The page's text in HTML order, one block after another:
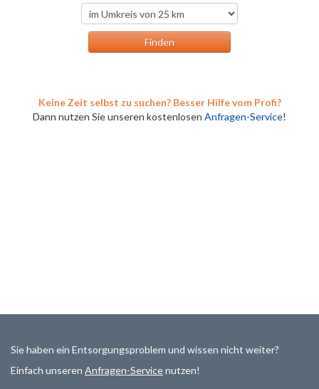
Keine Zeit selbst zu suchen? Besser Hilfe vom Profi?
Dann nutzen Sie unseren kostenlosen Anfragen-Service!
Sie haben ein Entsorgungsproblem und wissen nicht weiter?
Einfach unseren Anfragen-Servicenutzen!